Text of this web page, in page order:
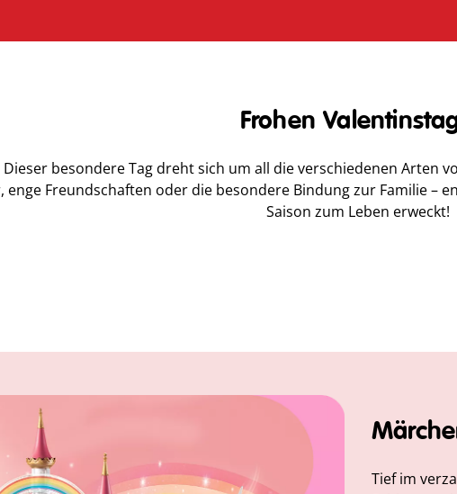
Frohen
besondere Tag dreht sich um all die verschiedenen Arten
Freundschaften oder die besondere Bindung zur Familie –
Saison zum Leben erweckt!
Tief im